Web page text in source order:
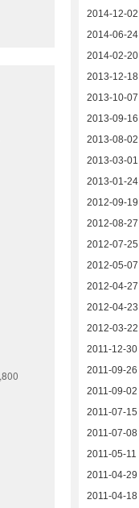
2014-12-02
2014-06-24
2014-02-20
2013-12-18
2013-10-07
2013-09-16
2013-08-02
2013-03-01
2013-01-24
2012-09-19
2012-08-27
2012-07-25
2012-05-07
2012-04-27
2012-04-23
2012-03-22
2011-12-30
2011-09-26
2011-09-02
2011-07-15
2011-07-08
2011-05-11
2011-04-29
2011-04-18